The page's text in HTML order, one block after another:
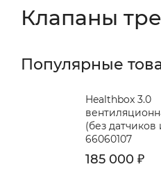
Клапаны
Популярные
Healthbox 3.0
(без датчиков
66060107
185 000 ₽